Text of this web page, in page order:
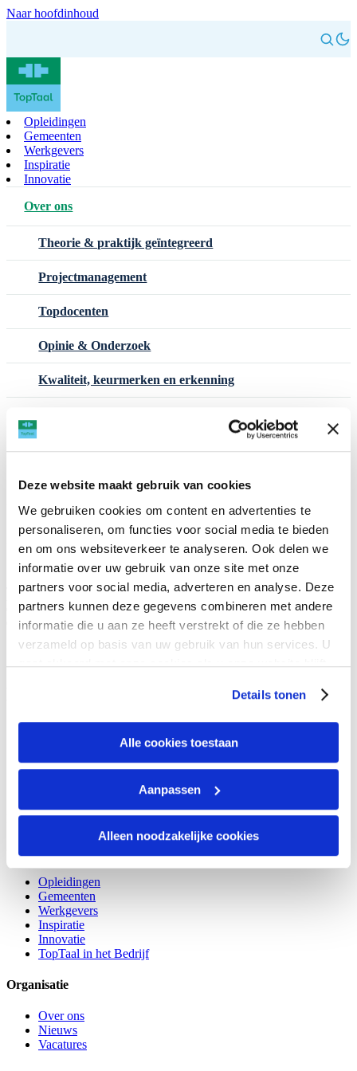
Deze website maakt gebruik van cookies
We gebruiken cookies om content en advertenties te
personaliseren, om functies voor social media te bieden
en om ons websiteverkeer te analyseren. Ook delen we
informatie over uw gebruik van onze site met onze
partners voor social media, adverteren en analyse. Deze
partners kunnen deze gegevens combineren met andere
informatie die u aan ze heeft verstrekt of die ze hebben
verzameld op basis van uw gebruik van hun services. U
gaat akkoord met onze cookies als u onze website blijft
Details tonen
Alle cookies toestaan
Aanpassen
Alleen noodzakelijke cookies
Naar hoofdinhoud
Opleidingen
Gemeenten
Werkgevers
Inspiratie
Innovatie
Over ons
Theorie & praktijk geïntegreerd
Projectmanagement
Topdocenten
Opinie & Onderzoek
Kwaliteit, keurmerken en erkenning
Het team TopTaal
Nieuws
Vacatures
Contact – Locaties
TAAL العربية Nederlands English
Somali
Español
Türkçe Українська
Lees voor
Meer dan taal
Opleidingen
Opleidingen
Gemeenten
Werkgevers
Inspiratie
Innovatie
TopTaal in het Bedrijf
Organisatie
Over ons
Nieuws
Vacatures